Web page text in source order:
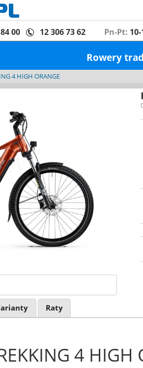
00 12 306 73 62 Pn-Pt:
Rowery
4 HIGH ORANGE
Raty
4 HIGH